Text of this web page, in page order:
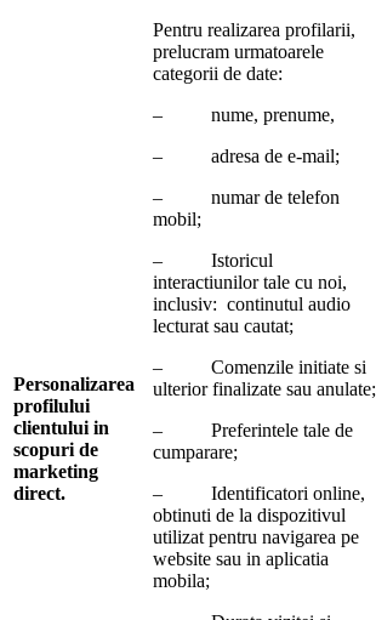
Personalizarea
profilului
clientului in
scopuri de
marketing
direct.
Pentru realizarea profilarii,
prelucram urmatoarele
categorii de date:
– nume, prenume,
– adresa de e-mail;
– numar de telefon
mobil;
– Istoricul
interactiunilor tale cu noi,
inclusiv: continutul audio
lecturat sau cautat;
– Comenzile initiate si
ulterior finalizate sau anulate;
– Preferintele tale de
cumparare;
– Identificatori online,
obtinuti de la dispozitivul
utilizat pentru navigarea pe
website sau in aplicatia
mobila;